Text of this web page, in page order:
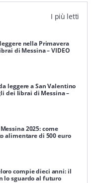
I più letti
nella Primavera
di Messina – VIDEO
leggere a San Valentino
dei librai di Messina –
2025: come
alimentare di 500 euro
compie dieci anni: il
lo sguardo al futuro